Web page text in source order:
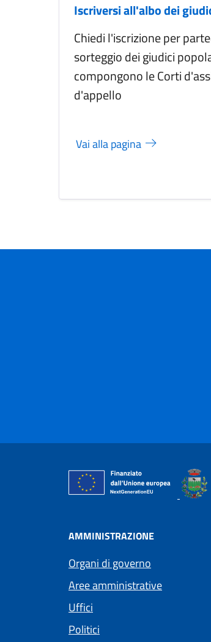
Iscriversi all'albo dei
Chiedi l'iscrizione per
sorteggio dei giudici
compongono le Corti
d'appello
Vai alla pagina
AMMINISTRAZIONE
Organi di governo
Aree amministrative
Uffici
Politici